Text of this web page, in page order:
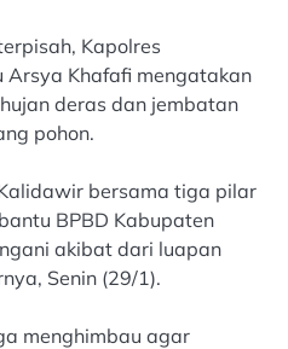
Kapolres
Arsya Khafafi mengatakan
deras dan jembatan
pohon.
bersama tiga pilar
BPBD Kabupaten
akibat dari luapan
Senin (29/1).
menghimbau agar